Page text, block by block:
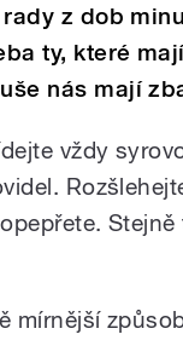
z dob
ty, které
nás mají
vždy
mírnější